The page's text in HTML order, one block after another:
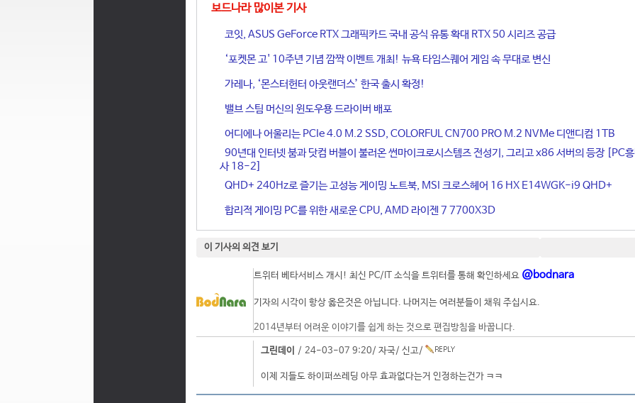
보드나라 많이본 기사
코잇, ASUS GeForce RTX 그래픽카드 국내 공식 유통 확대 RTX 50 시리즈 공급
‘포켓몬 고' 10주년 기념 깜짝 이벤트 개최! 뉴욕 타임스퀘어 게임 속 무대로 변신
가레나, ‘몬스터헌터 아웃랜더스’ 한국 출시 확정!
밸브 스팀 머신의 윈도우용 드라이버 배포
어디에나 어울리는 PCIe 4.0 M.2 SSD, COLORFUL CN700 PRO M.2 NVMe 디앤디컴 1TB
90년대 인터넷 붐과 닷컴 버블이 불러온 썬마이크로시스템즈 전성기, 그리고 x86 서버의 등장 [PC
사 18-2]
QHD+ 240Hz로 즐기는 고성능 게이밍 노트북, MSI 크로스헤어 16 HX E14WGK-i9 QHD+
합리적 게이밍 PC를 위한 새로운 CPU, AMD 라이젠 7 7700X3D
이 기사의 의견 보기
트위터 베타서비스 개시! 최신 PC/IT 소식을 트위터를 통해 확인하세요 @bodnara
기자의 시각이 항상 옳은것은 아닙니다. 나머지는 여러분들이 채워 주십시요.
2014년부터 어려운 이야기를 쉽게 하는 것으로 편집방침을 바꿉니다.
그린데이 / 24-03-07 9:20/ 자국/ 신고/
이제 지들도 하이퍼쓰레딩 아무 효과없다는거 인정하는건가 ㅋㅋ